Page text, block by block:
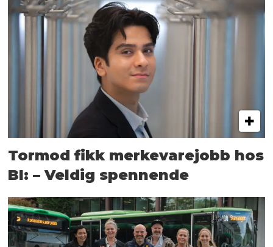
Tormod fikk merkevarejobb hos
BI: – Veldig spennende